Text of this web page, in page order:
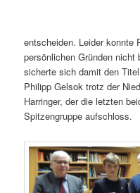
entscheiden. Leider konnte
persönlichen Gründen nicht
sicherte sich damit den
Philipp Gelsok trotz der
Harringer, der die letzten
Spitzengruppe aufschloss.